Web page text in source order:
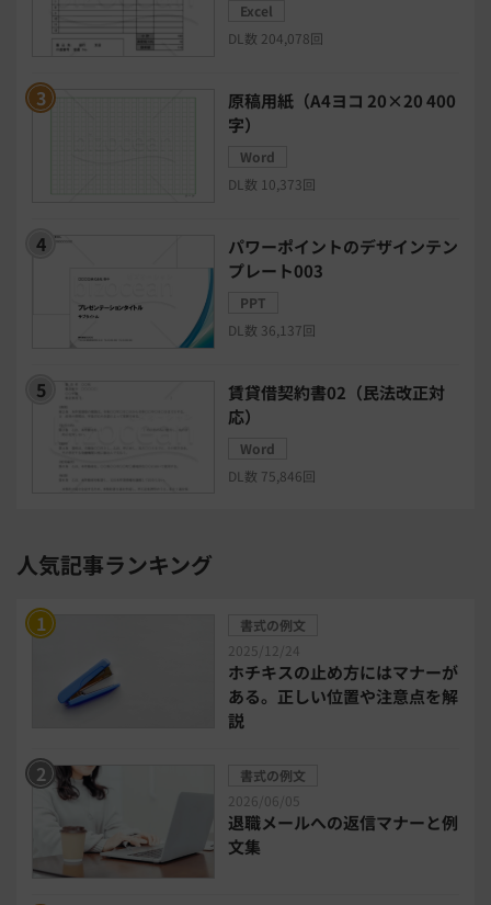
日程調整システム
BIツール CTIシステム
クラウドPBX
モチベーション管理システム
リモートアクセスツール
電子請求書システム 人事評価システム
給与計算システム eラーニングシステム
勤怠管理システム
健康管理システム
電子契約システム 会計業務システム
2026年トレンド ビジネススキル
DX・デジタル化 電子帳簿保存法
Excel
DL数 204,078回
原稿用紙（A4ヨコ 20×20 400
字）
Word
DL数 10,373回
パワーポイントのデザインテン
プレート003
PPT
DL数 36,137回
賃貸借契約書02（民法改正対
応）
Word
DL数 75,846回
人気記事ランキング
書式の例文
2025/12/24
ホチキスの止め方にはマナーが
ある。正しい位置や注意点を解
説
書式の例文
2026/06/05
退職メールへの返信マナーと例
文集